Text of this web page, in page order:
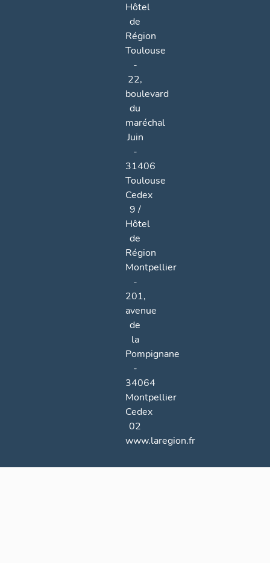
Hôtel
de
Région
Toulouse
-
22,
boulevard
du
maréchal
Juin
-
31406
Toulouse
Cedex
9 /
Hôtel
de
Région
Montpellier
-
201,
avenue
de
la
Pompignane
-
34064
Montpellier
Cedex
02
www.laregion.fr